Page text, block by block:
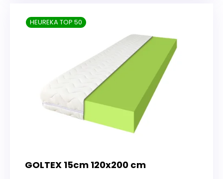
GOLTEX 15cm 120x200 cm
HEUREKA TOP 50